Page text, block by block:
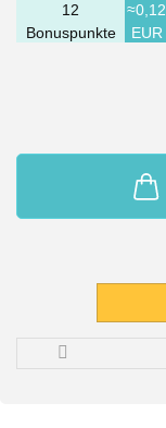
12
Bonuspunkte
≈0,12
EUR